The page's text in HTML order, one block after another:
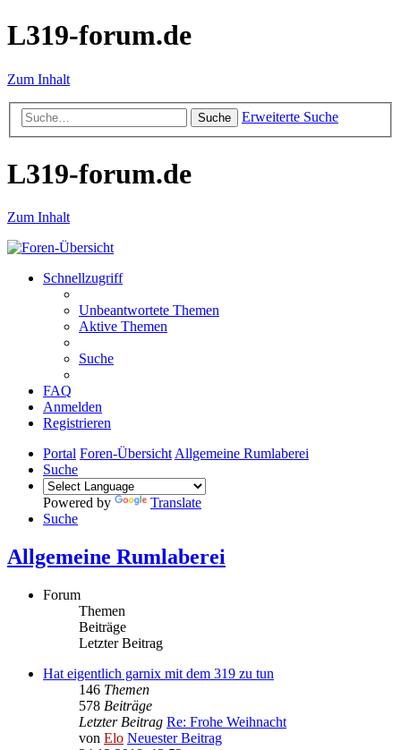
L319-forum.de
Zum Inhalt
Suche Erweiterte Suche
L319-forum.de
Zum Inhalt
Schnellzugriff
Unbeantwortete Themen
Aktive Themen
Suche
FAQ
Anmelden
Registrieren
Portal Foren-Übersicht Allgemeine Rumlaberei
Suche
Powered by
Translate
Suche
Allgemeine Rumlaberei
Forum
Themen
Beiträge
Letzter Beitrag
Hat eigentlich garnix mit dem 319 zu tun
146 Themen
578 Beiträge
Letzter Beitrag Re: Frohe Weihnacht
von Elo Neuester Beitrag